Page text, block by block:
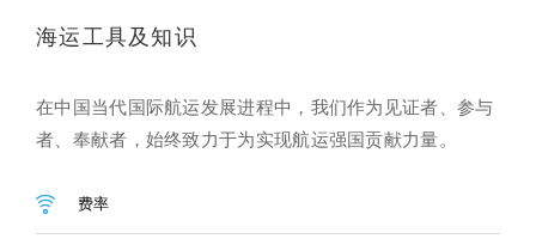
海运工具及知识
在中国当代国际航运发展进程中，我们作为见证者、参与
者、奉献者，始终致力于为实现航运强国贡献力量。
费率